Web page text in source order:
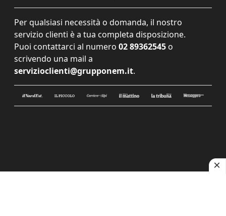
Per qualsiasi necessità o domanda, il nostro
servizio clienti è a tua completa disposizione.
Puoi contattarci al numero 02 89362545 o
scrivendo una mail a
servizioclienti@grupponem.it.